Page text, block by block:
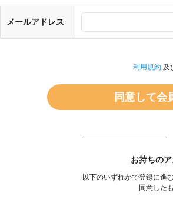
メールアドレス
利用規約及
お持ちの
以下のいずれかで登録に進
同意した